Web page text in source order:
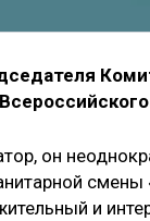
он
и